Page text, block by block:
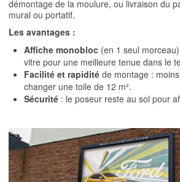
démontage de la moulure, ou livraison du
mural ou portatif.
Les avantages :
Affiche monobloc (en 1 seul
vitre pour une meilleure tenue dans le
Facilité et rapidité de montage :
changer une toile de 12 m².
Sécurité : le poseur reste au sol pour